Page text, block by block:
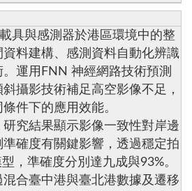
與感測器於港區環境中的整
料建構、感測資料自動化辨識
運用FNN 神經網路技術預測
攝影技術補足高空影像不足，
件下的應用效能。
究結果顯示影像一致性對岸邊
確度有關鍵影響，透過穩定拍
，準確度分別達九成與93%。
合臺中港與臺北港數據及遷移